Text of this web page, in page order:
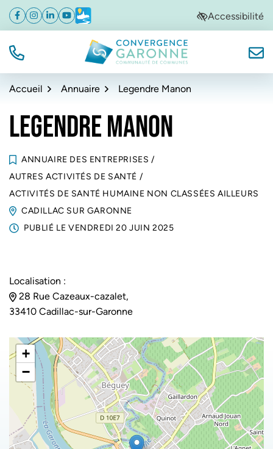
Aller
navigation
Aller
au
Aller
au
de
Facebook
(ouverture dans un nouvel onglet)
Instagram
(ouverture dans un nouvel onglet)
Linkedin
(ouverture dans un nouvel onglet)
YouTube
(ouverture dans un nouvel onglet)
Météo
(ouverture dans un nouvel onglet)Accessibilité
TÉL. Convergence Garonne
Accueil Annuaire Legendre Manon
LEGENDRE MANON
ANNUAIRE DES ENTREPRISES /
AUTRES ACTIVITÉS DE SANTÉ /
ACTIVITÉS DE SANTÉ HUMAINE NON CLASSÉES AILLEURS
CADILLAC SUR GARONNE
PUBLIÉ LE VENDREDI 20 JUIN 2025
Localisation :
28 Rue Cazeaux-cazalet,
33410 Cadillac-sur-Garonne
+
−